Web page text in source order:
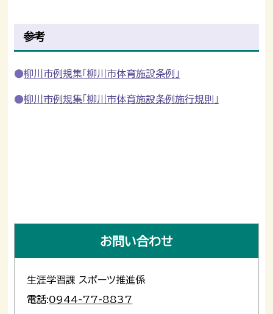
参考
柳川市例規集「柳川市体育施設条例」
柳川市例規集「柳川市体育施設条例施行規則」
お問い合わせ
生涯学習課 スポーツ推進係
電話:0944-77-8837